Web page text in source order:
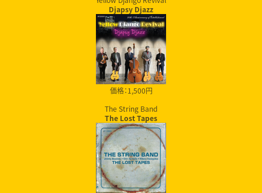
Djapsy Djazz
価格：1,500円
The String Band
The Lost Tapes